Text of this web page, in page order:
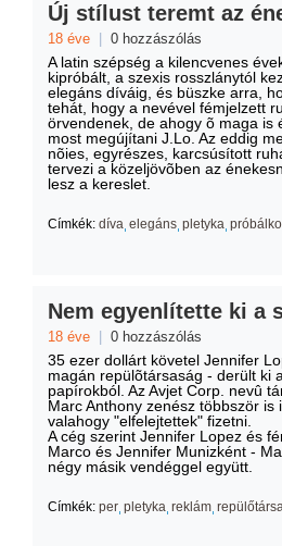
Új stílust teremt az
18 éve 0 hozzászólás
A latin szépség a kilencvenes
kipróbált, a szexis rosszlánytól
elegáns díváig, és büszke arra,
tehát, hogy a nevével fémjelzett
örvendenek, de ahogy õ maga is
most megújítani J.Lo. Az eddig
nõies, egyrészes, karcsúsított
tervezi a közeljövõben az
lesz a kereslet.
Címkék: díva elegáns pletyka
Nem egyenlítette ki a
18 éve 0 hozzászólás
35 ezer dollárt követel Jennifer
magán repülõtársaság - derült ki
papírokból. Az Avjet Corp. nevû
Marc Anthony zenész többször
valahogy "elfelejtettek" fizetni.
A cég szerint Jennifer Lopez és
Marco és Jennifer Munizként -
négy másik vendéggel együtt.
Címkék: per pletyka reklám